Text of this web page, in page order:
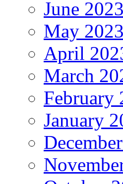
June 2023
May 2023
April
March
February
January